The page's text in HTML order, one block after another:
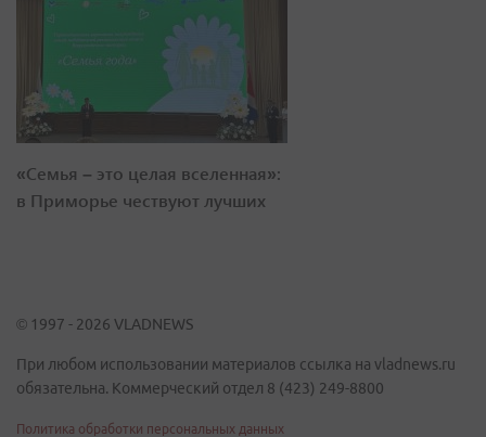
«Семья – это целая вселенная»:
в Приморье чествуют лучших
© 1997 - 2026 VLADNEWS
При любом использовании материалов ссылка на vladnews.ru
обязательна. Коммерческий отдел 8 (423) 249-8800
Политика обработки персональных данных